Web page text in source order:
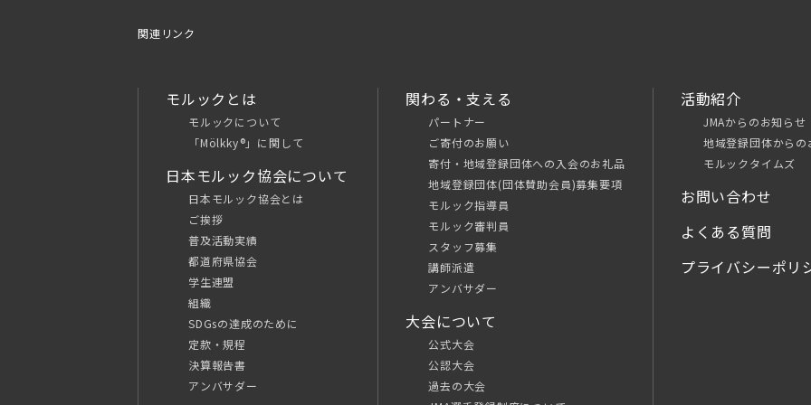
関連リンク
モルックとは
モルックについて
「Mölkky®」に関して
日本モルック協会について
日本モルック協会とは
ご挨拶
普及活動実績
都道府県協会
学生連盟
組織
SDGsの達成のために
定款・規程
決算報告書
アンバサダー
関わる・支える
パートナー
ご寄付のお願い
寄付・地域登録団体への入会のお礼品
地域登録団体(団体賛助会員)募集要項
モルック指導員
モルック審判員
スタッフ募集
講師派遣
アンバサダー
大会について
公式大会
公認大会
過去の大会
活動紹介
JMAからのお知らせ
地域登録団体からの
モルックタイムズ
お問い合わせ
よくある質問
プライバシーポリ